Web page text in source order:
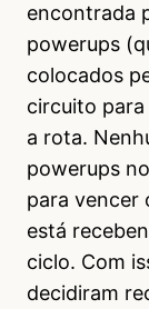
encontrada
powerups
colocados
circuito para
a rota.
powerups
para vencer
está
ciclo. Com
decidiram